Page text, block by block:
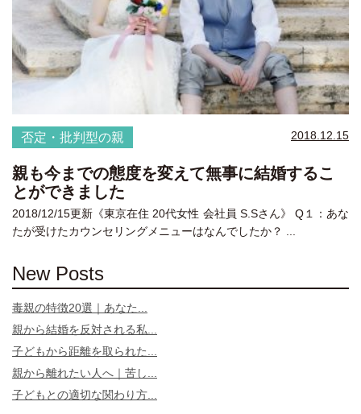
否定・批判型の親 2018.12.15
親も今までの態度を変えて無事に結婚するこ
とができました
2018/12/15更新《東京在住 20代女性 会社員 S.Sさん》 Q１：あな
たが受けたカウンセリングメニューはなんでしたか？ ...
New Posts
毒親の特徴20選｜あなた...
親から結婚を反対される私...
子どもから距離を取られた...
親から離れたい人へ｜苦し...
子どもとの適切な関わり方...